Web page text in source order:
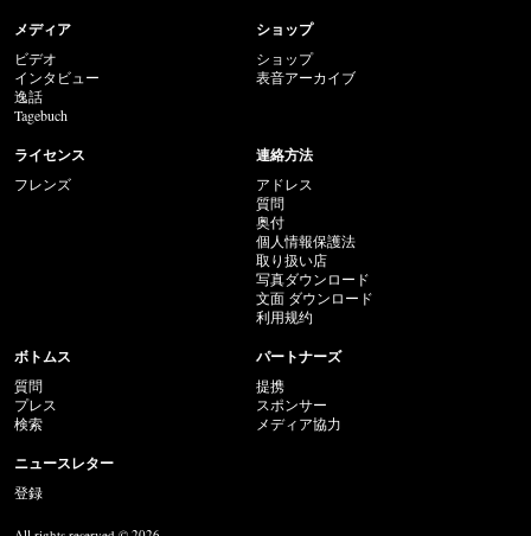
メディア
ビデオ
インタビュー
逸話
Tagebuch
ショップ
ショップ
表音アーカイブ
ライセンス
フレンズ
連絡方法
アドレス
質問
奥付
個人情報保護法
取り扱い店
写真ダウンロード
文面 ダウンロード
利用规约
ボトムス
質問
プレス
検索
パートナーズ
提携
スポンサー
メディア協力
ニュースレター
登録